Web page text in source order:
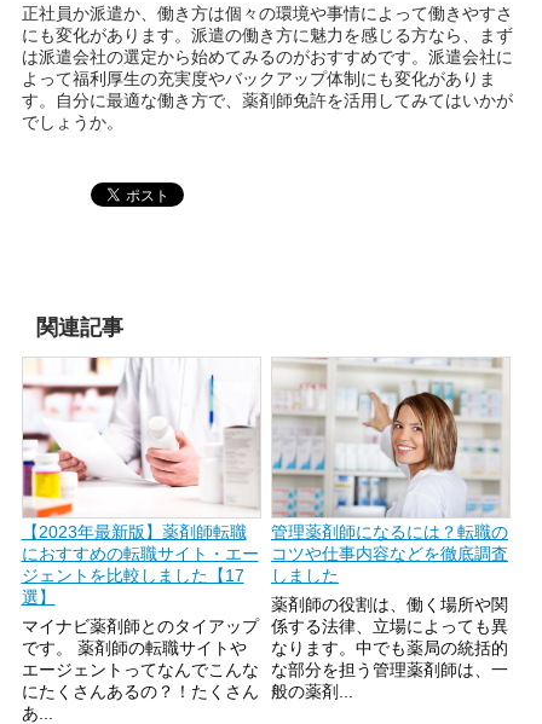
正社員か派遣か、働き方は個々の環境や事情によって働きやすさ
にも変化があります。派遣の働き方に魅力を感じる方なら、まず
は派遣会社の選定から始めてみるのがおすすめです。派遣会社に
よって福利厚生の充実度やバックアップ体制にも変化がありま
す。自分に最適な働き方で、薬剤師免許を活用してみてはいかが
でしょうか。
関連記事
【2023年最新版】薬剤師転職
におすすめの転職サイト・エー
ジェントを比較しました【17
選】
マイナビ薬剤師とのタイアップ
です。 薬剤師の転職サイトや
エージェントってなんでこんな
にたくさんあるの？！たくさん
あ...
管理薬剤師になるには？転職の
コツや仕事内容などを徹底調査
しました
薬剤師の役割は、働く場所や関
係する法律、立場によっても異
なります。中でも薬局の統括的
な部分を担う管理薬剤師は、一
般の薬剤...